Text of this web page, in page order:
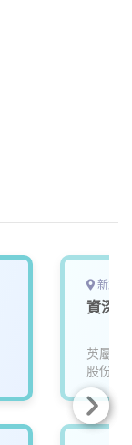
新北
資深
英屬維
股份有